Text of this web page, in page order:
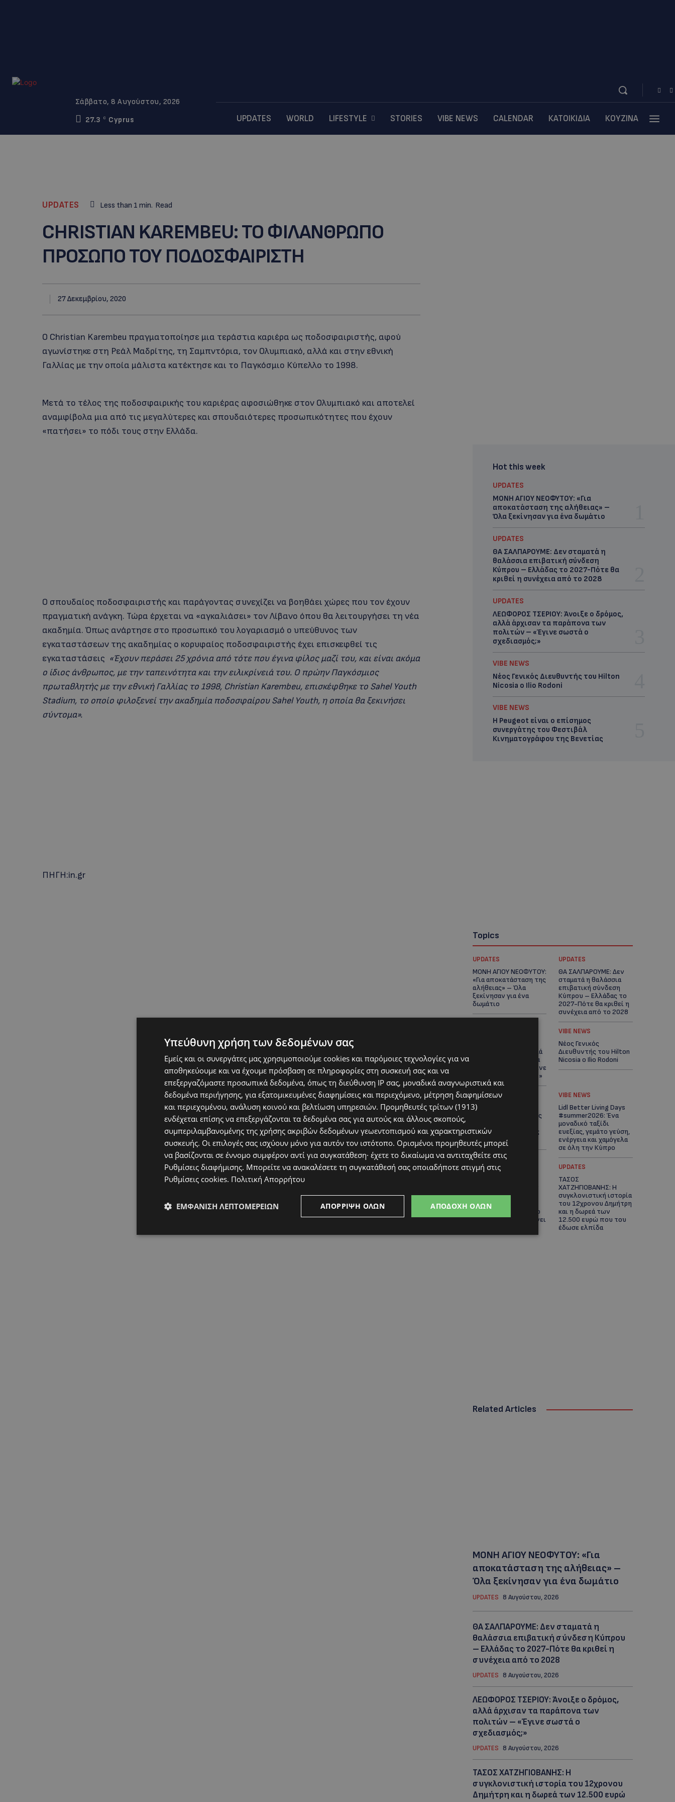
Σάββατο, 8 Αυγούστου, 2026
27.3
C Cyprus UPDATES WORLD LIFESTYLE STORIES VIBE NEWS CALENDAR ΚΑΤΟΙΚΙΔΙΑ ΚΟΥΖΙΝΑ
UPDATES Less than 1 min. Read
CHRISTIAN KAREMBEU: ΤΟ ΦΙΛΑΝΘΡΩΠΟ
ΠΡΟΣΩΠΟ ΤΟΥ ΠΟΔΟΣΦΑΙΡΙΣΤΗ
27 Δεκεμβρίου, 2020
Ο Christian Karembeu πραγματοποίησε μια τεράστια καριέρα ως ποδοσφαιριστής, αφού
αγωνίστηκε στη Ρεάλ Μαδρίτης, τη Σαμπντόρια, τον Ολυμπιακό, αλλά και στην εθνική
Γαλλίας με την οποία μάλιστα κατέκτησε και το Παγκόσμιο Κύπελλο το 1998.
Μετά το τέλος της ποδοσφαιρικής του καριέρας αφοσιώθηκε στον Ολυμπιακό και αποτελεί
αναμφίβολα μια από τις μεγαλύτερες και σπουδαιότερες προσωπικότητες που έχουν
«πατήσει» το πόδι τους στην Ελλάδα.
Ο σπουδαίος ποδοσφαιριστής και παράγοντας συνεχίζει να βοηθάει χώρες που τον έχουν
πραγματική ανάγκη. Τώρα έρχεται να «αγκαλιάσει» τον Λίβανο όπου θα λειτουργήσει τη νέα
ακαδημία. Όπως ανάρτησε στο προσωπικό του λογαριασμό ο υπεύθυνος των
εγκαταστάσεων της ακαδημίας ο κορυφαίος ποδοσφαιριστής έχει επισκεφθεί τις
εγκαταστάσεις «Έχουν περάσει 25 χρόνια από τότε που έγινα φίλος μαζί του, και είναι ακόμα
ο ίδιος άνθρωπος, με την ταπεινότητα και την ειλικρίνειά του. Ο πρώην Παγκόσμιος
πρωταθλητής με την εθνική Γαλλίας το 1998, Christian Karembeu, επισκέφθηκε το Sahel Youth
Stadium, το οποίο φιλοξενεί την ακαδημία ποδοσφαίρου Sahel Youth, η οποία θα ξεκινήσει
σύντομα».
ΠΗΓΗ:in.gr
Hot this week
UPDATES
ΜΟΝΗ ΑΓΙΟΥ ΝΕΟΦΥΤΟΥ: «Για
αποκατάσταση της αλήθειας» –
Όλα ξεκίνησαν για ένα δωμάτιο
UPDATES
ΘΑ ΣΑΛΠΑΡΟΥΜΕ: Δεν σταματά η
θαλάσσια επιβατική σύνδεση
Κύπρου – Ελλάδας το 2027-Πότε θα
κριθεί η συνέχεια από το 2028
UPDATES
ΛΕΩΦΟΡΟΣ ΤΣΕΡΙΟΥ: Άνοιξε ο δρόμος,
αλλά άρχισαν τα παράπονα των
πολιτών – «Έγινε σωστά ο
σχεδιασμός;»
VIBE NEWS
Νέος Γενικός Διευθυντής του Hilton
Nicosia ο Ilio Rodoni
VIBE NEWS
Η Peugeot είναι ο επίσημος
συνεργάτης του Φεστιβάλ
Κινηματογράφου της Βενετίας
Topics
UPDATES
ΜΟΝΗ ΑΓΙΟΥ ΝΕΟΦΥΤΟΥ:
«Για αποκατάσταση της
αλήθειας» – Όλα
ξεκίνησαν για ένα
δωμάτιο
UPDATES
ΘΑ ΣΑΛΠΑΡΟΥΜΕ: Δεν
σταματά η θαλάσσια
επιβατική σύνδεση
Κύπρου – Ελλάδας το
2027-Πότε θα κριθεί η
συνέχεια από το 2028
Άνοιξε ο δρόμος, αλλά
άρχισαν τα παράπονα
των πολιτών – «Έγινε
σωστά ο σχεδιασμός;»
VIBE NEWS
Νέος Γενικός
Διευθυντής του Hilton
Nicosia ο Ilio Rodoni
VIBE NEWS
Η Peugeot είναι ο
επίσημος συνεργάτης
Κινηματογράφου της
Βενετίας
VIBE NEWS
Lidl Better Living Days
#summer2026: Ένα
μοναδικό ταξίδι
ευεξίας, γεμάτο γεύση,
ενέργεια και χαμόγελα
σε όλη την Κύπρο
ΚΑΤΟΙΚΙΔΙΑ
Κύπρο, καθεμία
μοναδική – Το
χαδιάρικο τετράποδο
με τη ματιά που λιώνει
UPDATES
ΤΑΣΟΣ
ΧΑΤΖΗΓΙΟΒΑΝΗΣ: Η
συγκλονιστική ιστορία
του 12χρονου Δημήτρη
και η δωρεά των
12.500 ευρώ που του
έδωσε ελπίδα
Related Articles
ΜΟΝΗ ΑΓΙΟΥ ΝΕΟΦΥΤΟΥ: «Για
αποκατάσταση της αλήθειας» –
Όλα ξεκίνησαν για ένα δωμάτιο
UPDATES 8 Αυγούστου, 2026
ΘΑ ΣΑΛΠΑΡΟΥΜΕ: Δεν σταματά η
θαλάσσια επιβατική σύνδεση Κύπρου
– Ελλάδας το 2027-Πότε θα κριθεί η
συνέχεια από το 2028
UPDATES 8 Αυγούστου, 2026
ΛΕΩΦΟΡΟΣ ΤΣΕΡΙΟΥ: Άνοιξε ο δρόμος,
αλλά άρχισαν τα παράπονα των
πολιτών – «Έγινε σωστά ο
σχεδιασμός;»
UPDATES 8 Αυγούστου, 2026
ΤΑΣΟΣ ΧΑΤΖΗΓΙΟΒΑΝΗΣ: Η
συγκλονιστική ιστορία του 12χρονου
Δημήτρη και η δωρεά των 12.500 ευρώ
Υπεύθυνη χρήση των δεδομένων σας
Εμείς και οι συνεργάτες μας χρησιμοποιούμε cookies και παρόμοιες τεχνολογίες για να
αποθηκεύουμε και να έχουμε πρόσβαση σε πληροφορίες στη συσκευή σας και να
επεξεργαζόμαστε προσωπικά δεδομένα, όπως τη διεύθυνση IP σας, μοναδικά αναγνωριστικά και
δεδομένα περιήγησης, για εξατομικευμένες διαφημίσεις και περιεχόμενο, μέτρηση διαφημίσεων
και περιεχομένου, ανάλυση κοινού και βελτίωση υπηρεσιών. Προμηθευτές τρίτων (1913)
ενδέχεται επίσης να επεξεργάζονται τα δεδομένα σας για αυτούς και άλλους σκοπούς,
συμπεριλαμβανομένης της χρήσης ακριβών δεδομένων γεωεντοπισμού και χαρακτηριστικών
συσκευής. Οι επιλογές σας ισχύουν μόνο για αυτόν τον ιστότοπο. Ορισμένοι προμηθευτές μπορεί
να βασίζονται σε έννομο συμφέρον αντί για συγκατάθεση· έχετε το δικαίωμα να αντιταχθείτε στις
Ρυθμίσεις διαφήμισης. Μπορείτε να ανακαλέσετε τη συγκατάθεσή σας οποιαδήποτε στιγμή στις
Ρυθμίσεις cookies. Πολιτική Απορρήτου
ΑΠΟΔΟΧΉ ΌΛΩΝ
ΑΠΌΡΡΙΨΗ ΌΛΩΝ
ΕΜΦΆΝΙΣΗ ΛΕΠΤΟΜΕΡΕΙΏΝ